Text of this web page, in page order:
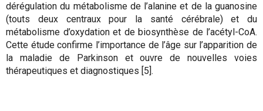
dérégulation du métabolisme de l’alanine et de la guanosine
(touts deux centraux pour la santé cérébrale) et du
métabolisme d’oxydation et de biosynthèse de l’acétyl-CoA.
Cette étude confirme l’importance de l’âge sur l’apparition de
la maladie de Parkinson et ouvre de nouvelles voies
thérapeutiques et diagnostiques [5].